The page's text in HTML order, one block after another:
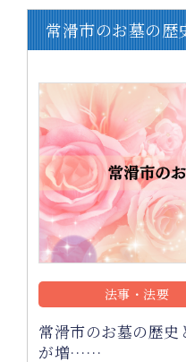
常滑市のお墓の歴
法事・法要
常滑市のお墓の歴
が増……